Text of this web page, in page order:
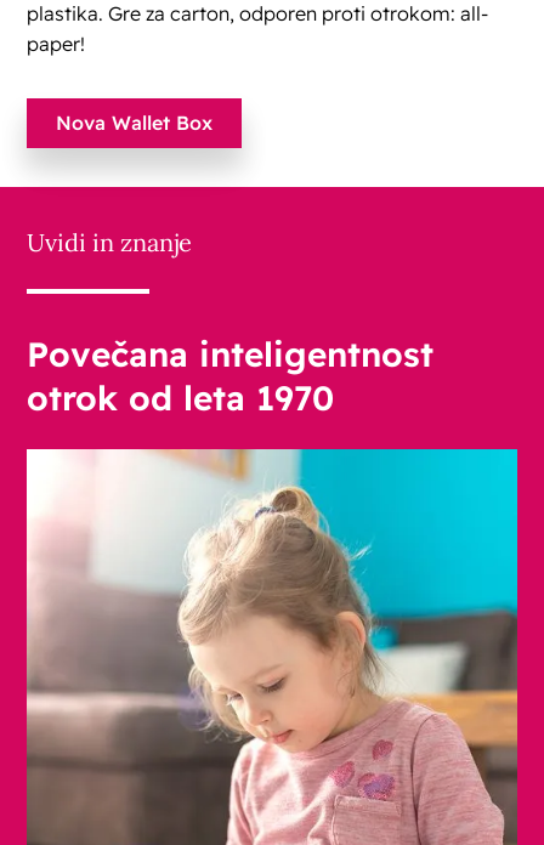
plastika. Gre za carton, odporen proti otrokom: all-
paper!
Nova Wallet Box
Uvidi in znanje
Povečana inteligentnost
otrok od leta 1970